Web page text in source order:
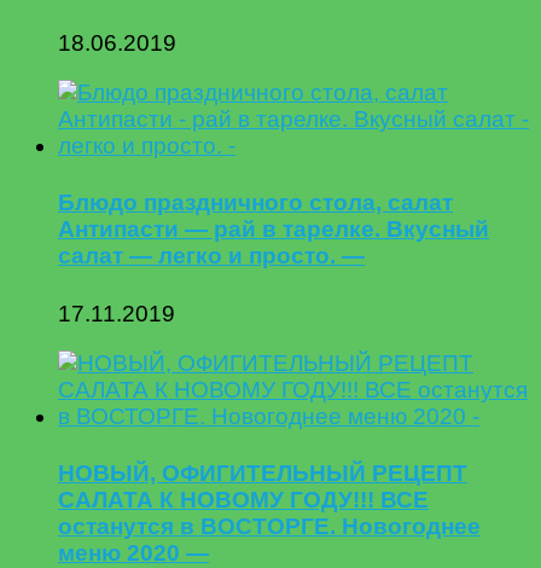
18.06.2019
Блюдо праздничного стола, салат
Антипасти — рай в тарелке. Вкусный
салат — легко и просто. —
17.11.2019
НОВЫЙ, ОФИГИТЕЛЬНЫЙ РЕЦЕПТ
САЛАТА К НОВОМУ ГОДУ!!! ВСЕ
останутся в ВОСТОРГЕ. Новогоднее
меню 2020 —